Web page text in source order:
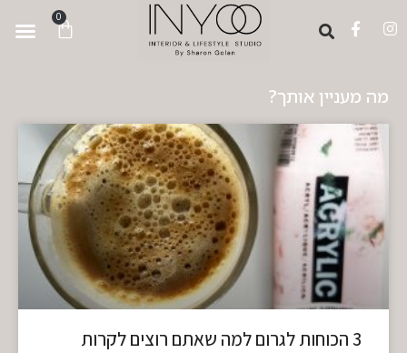
0
מה מעניין אותך?
3 הכוחות לגרום למה שאתם רוצים לקרות